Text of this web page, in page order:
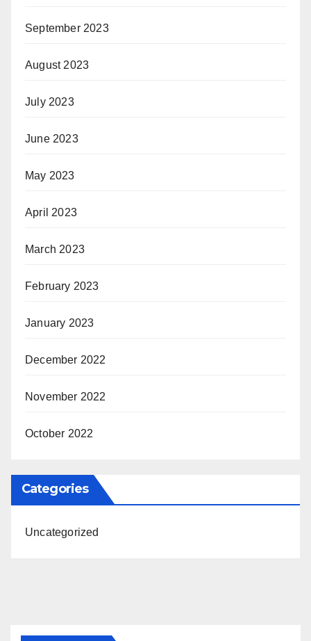
September 2023
August 2023
July 2023
June 2023
May 2023
April 2023
March 2023
February 2023
January 2023
December 2022
November 2022
October 2022
Categories
Uncategorized